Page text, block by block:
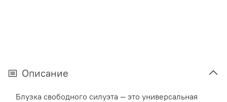
Описание
Блузка свободного силуэта — это универсальная